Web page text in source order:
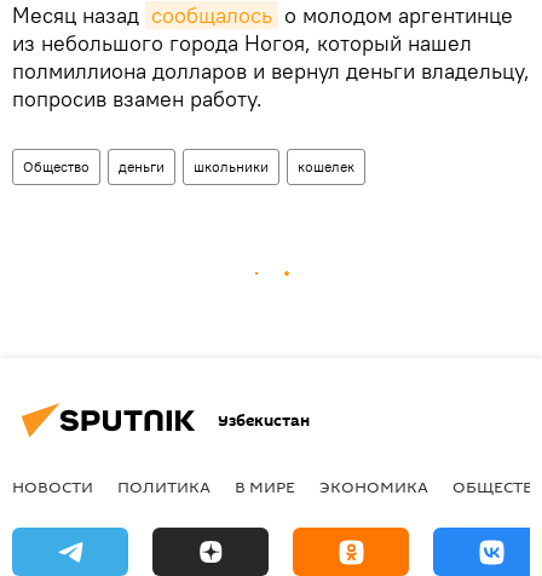
Месяц назад сообщалось о молодом аргентинце
из небольшого города Ногоя, который нашел
полмиллиона долларов и вернул деньги владельцу,
попросив взамен работу.
Общество деньги школьники кошелек
Узбекистан
НОВОСТИ ПОЛИТИКА В МИРЕ ЭКОНОМИКА